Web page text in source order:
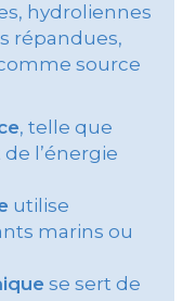
hydroliennes
répandues,
source
, telle que
l’énergie
utilise
marins ou
se sert de